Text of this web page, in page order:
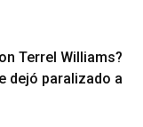
Terrel Williams?
dejó paralizado a